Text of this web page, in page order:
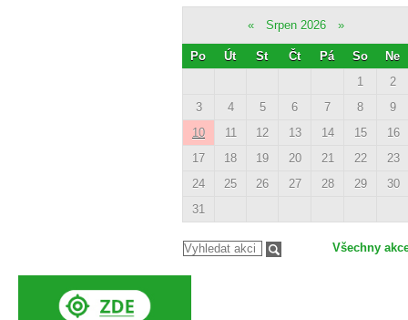
« Srpen 2026 »
Po Út St Čt Pá So
Ne
1
2
3
4 5 6 7 8
9
10
11 12 13 14 15
16
17
18 19 20 21 22
23
24
25 26 27 28 29
30
31
Všechny